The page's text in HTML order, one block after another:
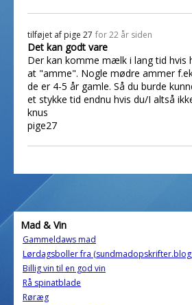
tilføjet af pige 27 for 22 år siden
Det kan godt vare
Der kan komme mælk i lang tid hvis
at "amme". Nogle mødre ammer
de er 4-5 år gamle. Så du burde
et stykke tid endnu hvis du/I altså
knus
pige27
Mad & Vin
Gammeldaws mad
Lørdagsboller fra
Billig vin til en god vin
Rå spinatblade
Røræg